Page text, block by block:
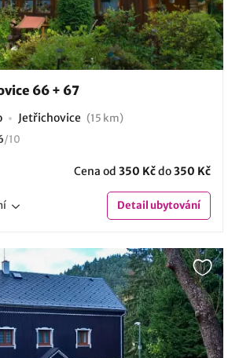
66 + 67
Jetřichovice (15 km)
/10
Cena od 350 Kčdo350 Kč
Detailubytování